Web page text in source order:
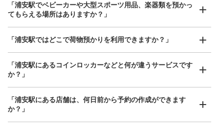
支払い方法
現金, ICカード
西友浦安駅の裏手F¥200コインロッカー
本日の営業時間:00:00〜23:59
西友浦安駅の裏手にあります。隣りにはファミリーマート
浦安駅東口店があります。
「浦安駅でベビーカーや大型スポーツ用品、楽器類を預かっ
てもらえる場所はありますか？」
「浦安駅ではどこで荷物預かりを利用できますか？」
「浦安駅にあるコインロッカーなどと何が違うサービスです
か？」
「浦安駅にある店舗は、何日前から予約の作成ができます
か？」